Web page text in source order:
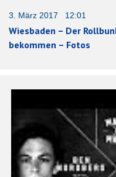
3. März 2017 12:01
Wiesbaden – Der
bekommen – Fotos